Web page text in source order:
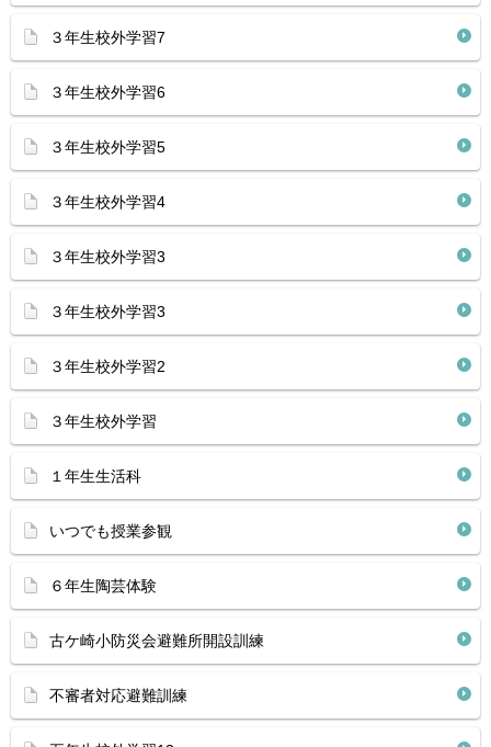
３年生校外学習7
３年生校外学習6
３年生校外学習5
３年生校外学習4
３年生校外学習3
３年生校外学習3
３年生校外学習2
３年生校外学習
１年生生活科
いつでも授業参観
６年生陶芸体験
古ケ崎小防災会避難所開設訓練
不審者対応避難訓練